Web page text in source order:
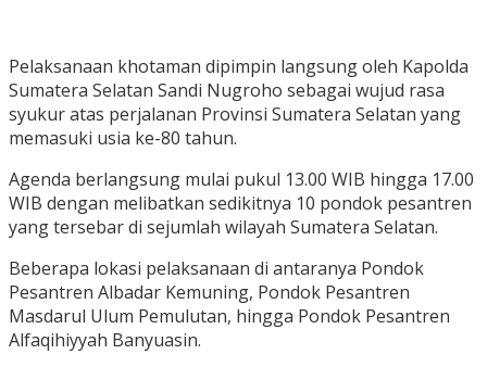
Pelaksanaan khotaman dipimpin langsung oleh Kapolda
Sumatera Selatan Sandi Nugroho sebagai wujud rasa
syukur atas perjalanan Provinsi Sumatera Selatan yang
memasuki usia ke-80 tahun.
Agenda berlangsung mulai pukul 13.00 WIB hingga 17.00
WIB dengan melibatkan sedikitnya 10 pondok pesantren
yang tersebar di sejumlah wilayah Sumatera Selatan.
Beberapa lokasi pelaksanaan di antaranya Pondok
Pesantren Albadar Kemuning, Pondok Pesantren
Masdarul Ulum Pemulutan, hingga Pondok Pesantren
Alfaqihiyyah Banyuasin.